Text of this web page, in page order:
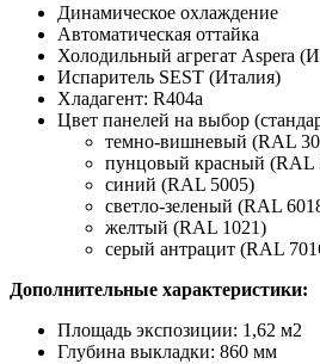
Динамическое охлаждение
Автоматическая оттайка
Холодильный агрегат Aspera
Испаритель SEST (Италия)
Хладагент: R404a
Цвет панелей на выбор
темно-вишневый (RAL
пунцовый красный (RAL
синий (RAL 5005)
светло-зеленый (RAL
желтый (RAL 1021)
серый антрацит (RAL
Дополнительные характеристики:
Площадь экспозиции: 1,62 м2
Глубина выкладки: 860 мм